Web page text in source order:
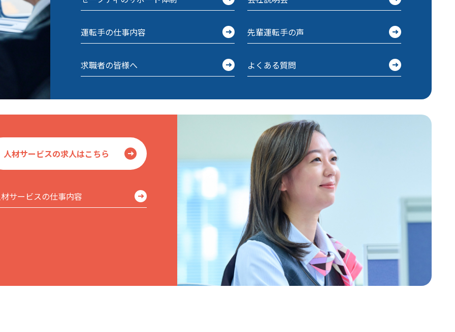
運転手の仕事内容 先輩運転手の声
求職者の皆様へ よくある質問
人材サービスの求人はこちら
サービスの仕事内容